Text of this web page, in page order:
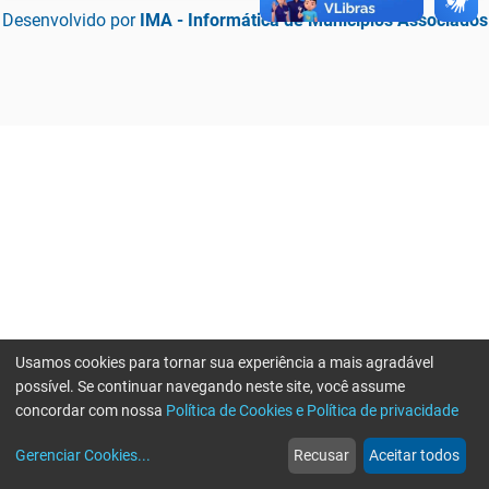
Desenvolvido por IMA - Informática de Municípios Associados
web
Notícias
more_horiz
Mais
Usamos cookies para tornar sua experiência a mais agradável
possível. Se continuar navegando neste site, você assume
concordar com nossa Política de Cookies e Política de privacidade
Gerenciar Cookies... Recusar Aceitar todos
Erro ao enviar informações, por favor tente novamente